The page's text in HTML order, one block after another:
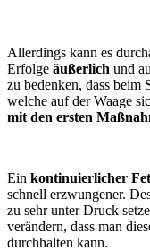
Allerdings kann es
Erfolge äußerlich und
zu bedenken, dass beim
welche auf der Waage
mit den ersten
Ein kontinuierlicher
schnell erzwungener.
zu sehr unter Druck
verändern, dass man
durchhalten kann.